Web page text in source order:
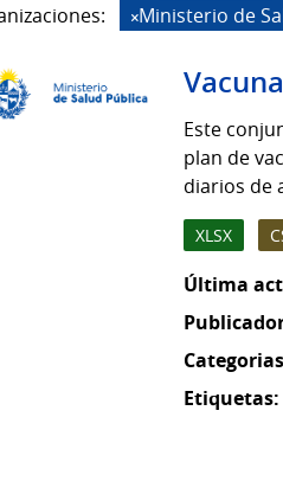
Ministerio de
Este
plan de
diarios de
XLSX
Última
Etiquetas: